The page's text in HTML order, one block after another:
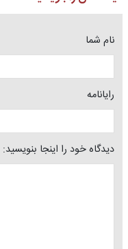
نام شما
رایانامه
دیدگاه خود را اینجا بنویسید: